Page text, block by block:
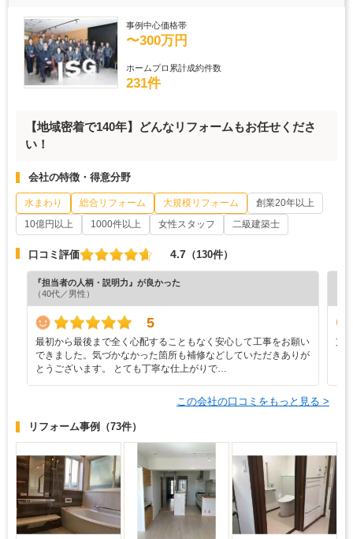
事例中心価格帯
〜300万円
ホームプロ累計成約件数
231件
【地域密着で140年】どんなリフォームもお任せくださ
い！
会社の特徴・得意分野
水まわり 総合リフォーム 大規模リフォーム
創業20年以上
10億円以上
1000件以上 女性スタッフ 二級建築士
口コミ評価 4.7 （130件）
『担当者の人柄・説明力』が良かった
（40代／男性）
5
最初から最後まで全く心配することもなく安心して工事をお願い
できました。気づかなかった箇所も補修などしていただきありが
とうございます。 とても丁寧な仕上がりで…
支
この会社の口コミをもっと見る >
リフォーム事例 （73件）